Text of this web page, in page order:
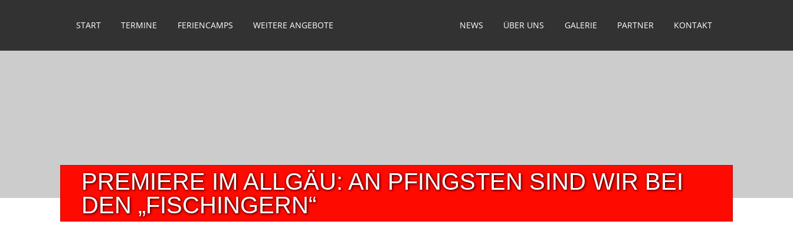
START TERMINE FERIENCAMPS WEITERE ANGEBOTE NEWS ÜBER UNS GALERIE PARTNER KONTAKT
PREMIERE IM ALLGÄU: AN PFINGSTEN SIND WIR BEI
DEN „FISCHINGERN“